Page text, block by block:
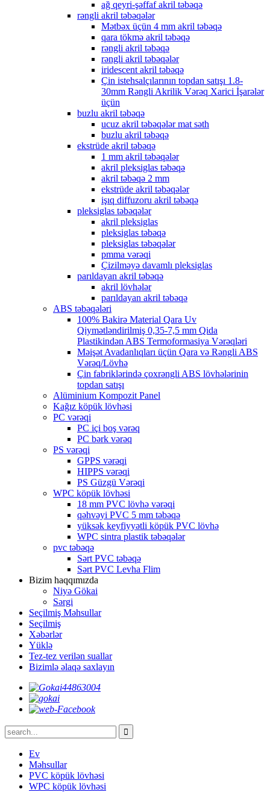
ağ qeyri-şəffaf akril təbəqə
rəngli akril təbəqələr
Mətbəx üçün 4 mm akril təbəqə
qara tökmə akril təbəqə
rəngli akril təbəqə
rəngli akril təbəqələr
iridescent akril təbəqə
Çin istehsalçılarının topdan satışı 1.8-
30mm Rəngli Akrilik Vərəq Xarici İşarələr
üçün
buzlu akril təbəqə
ucuz akril təbəqələr mat səth
buzlu akril təbəqə
ekstrüde akril təbəqə
1 mm akril təbəqələr
akril pleksiglas təbəqə
akril təbəqə 2 mm
ekstrüde akril təbəqələr
işıq diffuzoru akril təbəqə
pleksiglas təbəqələr
akril pleksiglas
pleksiglas təbəqə
pleksiglas təbəqələr
pmma vərəqi
Çizilməyə davamlı pleksiglas
parıldayan akril təbəqə
akril lövhələr
parıldayan akril təbəqə
ABS təbəqələri
100% Bakirə Material Qara Uv
Qiymətləndirilmiş 0,35-7,5 mm Qida
Plastikindən ABS Termoformasiya Vərəqləri
Məişət Avadanlıqları üçün Qara və Rəngli ABS
Vərəq/Lövhə
Çin fabriklərində çoxrəngli ABS lövhələrinin
topdan satışı
Alüminium Kompozit Panel
Kağız köpük lövhəsi
PC vərəqi
PC içi boş vərəq
PC bərk vərəq
PS vərəqi
GPPS vərəqi
HIPPS vərəqi
PS Güzgü Vərəqi
WPC köpük lövhəsi
18 mm PVC lövhə vərəqi
qəhvəyi PVC 5 mm təbəqə
yüksək keyfiyyətli köpük PVC lövhə
WPC sintra plastik təbəqələr
pvc təbəqə
Sərt PVC təbəqə
Sərt PVC Levha Flim
Bizim haqqımızda
Niyə Gökai
Sərgi
Seçilmiş Məhsullar
Seçilmiş
Xəbərlər
Yüklə
Tez-tez verilən suallar
Bizimlə əlaqə saxlayın
Ev
Məhsullar
PVC köpük lövhəsi
WPC köpük lövhəsi